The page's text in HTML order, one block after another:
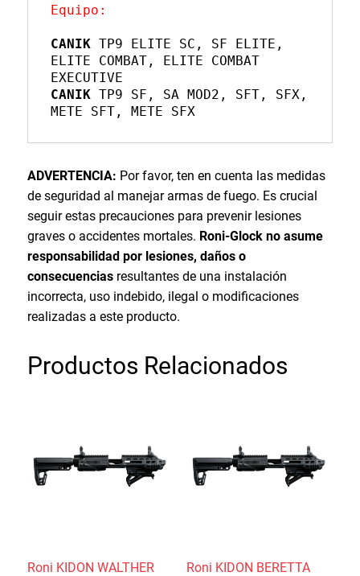
Equipo:
CANIK TP9 ELITE SC, SF ELITE,
ELITE COMBAT, ELITE COMBAT
CANIK TP9 SF, SA MOD2, SFT, SFX,
ADVERTENCIA: Por favor, ten en cuenta las medidas
de seguridad al manejar armas de fuego. Es crucial
seguir estas precauciones para prevenir lesiones
graves o accidentes mortales. Roni-Glock no asume
responsabilidad por lesiones, daños o
consecuencias resultantes de una instalación
incorrecta, uso indebido, ilegal o modificaciones
realizadas a este producto.
Productos Relacionados
Roni KIDON WALTHER Roni KIDON BERETTA